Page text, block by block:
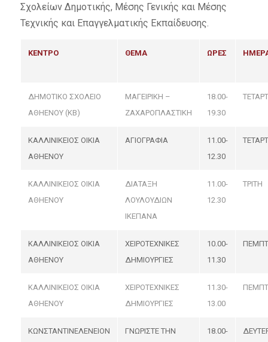
Σχολείων Δημοτικής, Μέσης Γενικής και Μέσης
Τεχνικής και Επαγγελματικής Εκπαίδευσης.
ΚΕΝΤΡΟ ΘΕΜΑ ΩΡΕΣ
ΔΗΜΟΤΙΚΟ ΣΧΟΛΕΙΟ
ΑΘΗΕΝΟΥ (ΚΒ)
ΜΑΓΕΙΡΙΚΗ –
ΖΑΧΑΡΟΠΛΑΣΤΙΚΗ
18.00-
19.30
ΚΑΛΛΙΝΙΚΕΙΟΣ ΟΙΚΙΑ
ΑΘΗΕΝΟΥ
ΑΓΙΟΓΡΑΦΙΑ
11.00-
12.30
ΚΑΛΛΙΝΙΚΕΙΟΣ ΟΙΚΙΑ
ΑΘΗΕΝΟΥ
ΔΙΑΤΑΞΗ
ΛΟΥΛΟΥΔΙΩΝ
ΙΚΕΠΑΝΑ
11.00-
12.30
ΤΡΙΤΗ
ΚΑΛΛΙΝΙΚΕΙΟΣ ΟΙΚΙΑ
ΑΘΗΕΝΟΥ
ΧΕΙΡΟΤΕΧΝΙΚΕΣ
ΔΗΜΙΟΥΡΓΙΕΣ
10.00-
11.30
ΚΑΛΛΙΝΙΚΕΙΟΣ ΟΙΚΙΑ
ΑΘΗΕΝΟΥ
ΧΕΙΡΟΤΕΧΝΙΚΕΣ
ΔΗΜΙΟΥΡΓΙΕΣ
11.30-
13.00
ΚΩΝΣΤΑΝΤΙΝΕΛΕΝΕΙΟΝ
ΓΝΩΡΙΣΤΕ ΤΗΝ
18.00-